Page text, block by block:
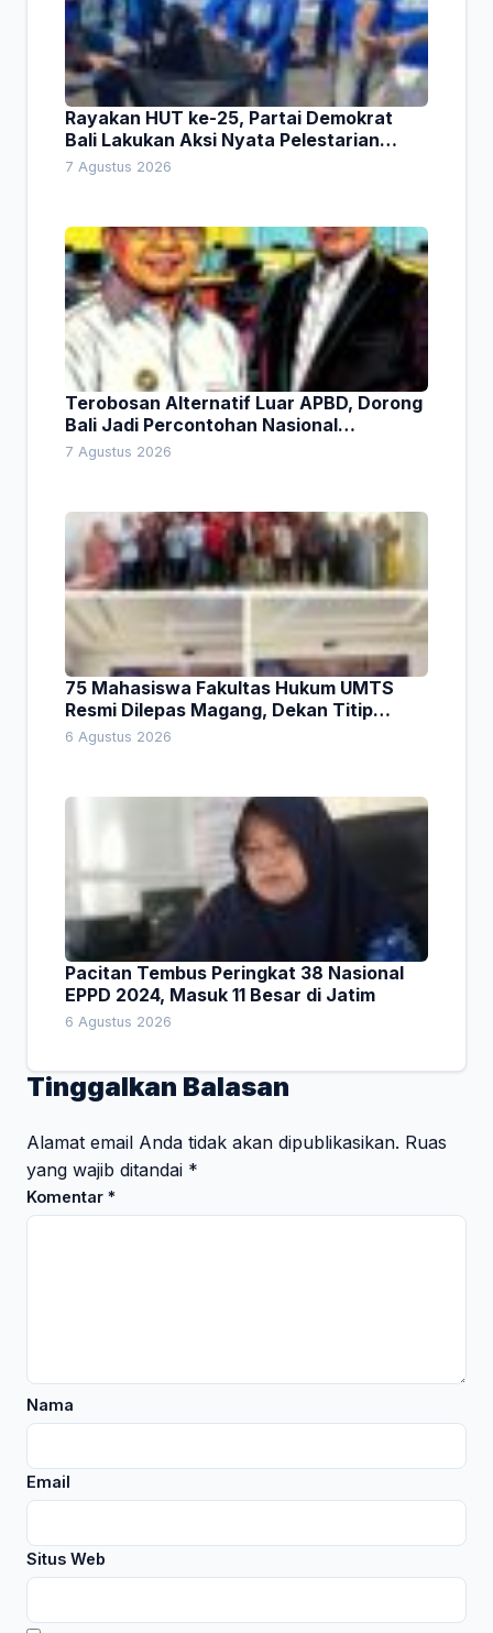
Rayakan HUT ke-25, Partai Demokrat
Bali Lakukan Aksi Nyata Pelestarian
Lingkungan
7 Agustus 2026
Terobosan Alternatif Luar APBD, Dorong
Bali Jadi Percontohan Nasional
Pembiayaan Daerah
7 Agustus 2026
75 Mahasiswa Fakultas Hukum UMTS
Resmi Dilepas Magang, Dekan Titip
Empat Pesan Penting
6 Agustus 2026
Pacitan Tembus Peringkat 38 Nasional
EPPD 2024, Masuk 11 Besar di Jatim
6 Agustus 2026
Tinggalkan Balasan
Alamat email Anda tidak akan dipublikasikan. Ruas
yang wajib ditandai *
Komentar *
Nama
Email
Situs Web